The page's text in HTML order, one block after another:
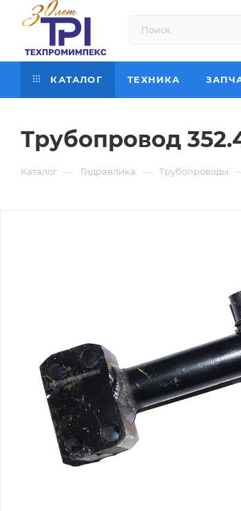
КАТАЛОГ ТЕХНИКА
Трубопровод
Каталог — Гидравлика — Трубопроводы